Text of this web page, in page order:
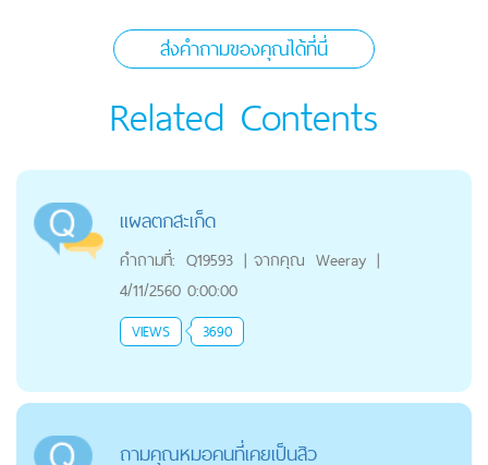
ส่งคำถามของคุณได้ที่นี่
Related Contents
แผลตกสะเก็ด
คำถามที่: Q19593 | จากคุณ Weeray |
4/11/2560 0:00:00
VIEWS 3690
ถามคุณหมอคนที่เคยเป็นสิว